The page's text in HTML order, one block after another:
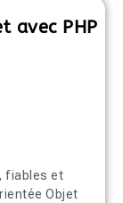
avec PHP
fiables et
Objet